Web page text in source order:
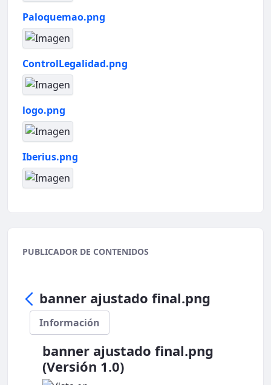
Paloquemao.png
ControlLegalidad.png
logo.png
Iberius.png
PUBLICADOR DE CONTENIDOS
banner ajustado final.png
Información
banner ajustado final.png
(Versión 1.0)